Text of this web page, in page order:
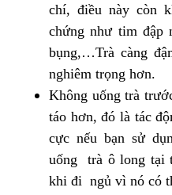
chí, điều này còn
chứng như tim đập
bụng,…Trà càng
nghiêm trọng hơn.
Không uống trà
táo hơn, đó là tác
cực nếu bạn sử
uống trà ô long tại
khi đi ngủ vì nó có